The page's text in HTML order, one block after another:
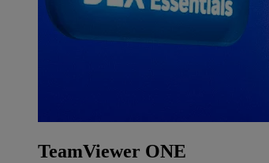
TeamViewer ONE